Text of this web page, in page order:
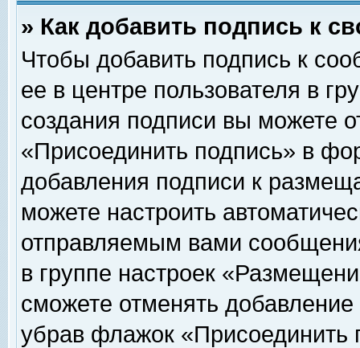
» Как добавить подпись к
Чтобы добавить подпись к
ее в центре пользователя в
создания подписи вы можете
«Присоединить подпись» в
добавления подписи к
можете настроить
отправляемым вами
в группе настроек
сможете отменять
убрав флажок «Присоединить